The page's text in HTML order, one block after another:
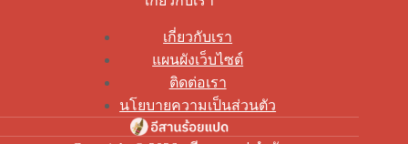
เกี่ยวกับเรา
แผนผังเว็บไซต์
ติดต่อเรา
นโยบายความเป็นส่วนตัว